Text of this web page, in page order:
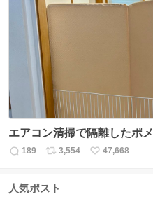
ス
ト
数
ね
エアコン清掃で隔離したポメ
返
数
189
リ
ス
3,554
い
47,668
人気ポスト